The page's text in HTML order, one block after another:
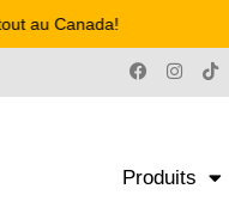
au Canada!
Produits